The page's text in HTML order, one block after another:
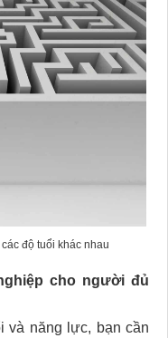
độ tuổi khác nhau
cho người đủ
và năng lực, bạn cần